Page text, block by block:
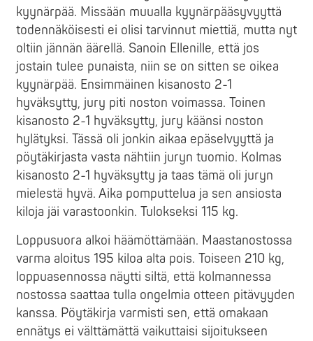
kyynärpää. Missään muualla kyynärpääsyvyyttä
todennäköisesti ei olisi tarvinnut miettiä, mutta nyt
oltiin jännän äärellä. Sanoin Ellenille, että jos
jostain tulee punaista, niin se on sitten se oikea
kyynärpää. Ensimmäinen kisanosto 2-1
hyväksytty, jury piti noston voimassa. Toinen
kisanosto 2-1 hyväksytty, jury käänsi noston
hylätyksi. Tässä oli jonkin aikaa epäselvyyttä ja
pöytäkirjasta vasta nähtiin juryn tuomio. Kolmas
kisanosto 2-1 hyväksytty ja taas tämä oli juryn
mielestä hyvä. Aika pomputtelua ja sen ansiosta
kiloja jäi varastoonkin. Tulokseksi 115 kg.
Loppusuora alkoi häämöttämään. Maastanostossa
varma aloitus 195 kiloa alta pois. Toiseen 210 kg,
loppuasennossa näytti siltä, että kolmannessa
nostossa saattaa tulla ongelmia otteen pitävyyden
kanssa. Pöytäkirja varmisti sen, että omakaan
ennätys ei välttämättä vaikuttaisi sijoitukseen